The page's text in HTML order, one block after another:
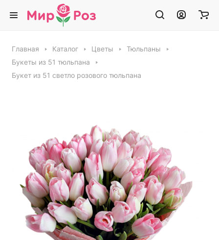
Главная Каталог Цветы
Тюльпаны
Букеты из 51 тюльпана
Букет из 51 светло розового тюльпана